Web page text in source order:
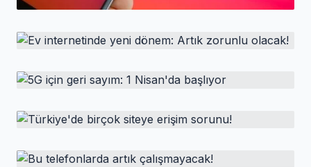
Instagram’a yorum düzenleme
güncellemeyle birlikte kullanıcılar, yorumlarını
Ev internetinde yeni dönem: Artık zorunlu
5G için geri sayım: 1 Nisan'da başlıyor
Türkiye'de birçok siteye erişim sorunu!